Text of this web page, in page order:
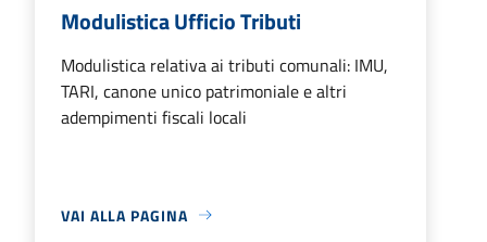
Modulistica Ufficio Tributi
Modulistica relativa ai tributi comunali: IMU,
TARI, canone unico patrimoniale e altri
adempimenti fiscali locali
VAI ALLA PAGINA